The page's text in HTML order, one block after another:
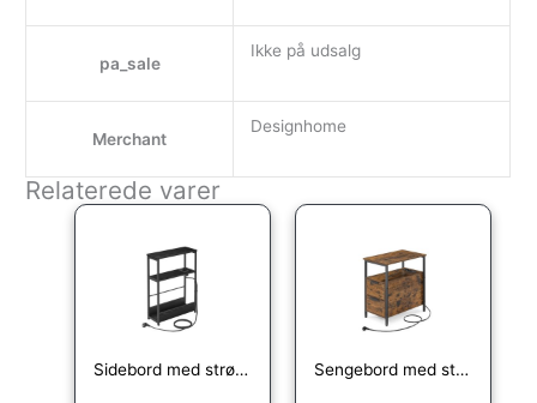
pa_sale
Ikke på udsalg
Merchant
Designhome
Relaterede varer
Sidebord med strømstik – smal slank sengebord – sort – Borde – Daily-Living Sengebord med strømstik – natbord – rustik brun sidebord – Borde > Sideborde – Daily-Living